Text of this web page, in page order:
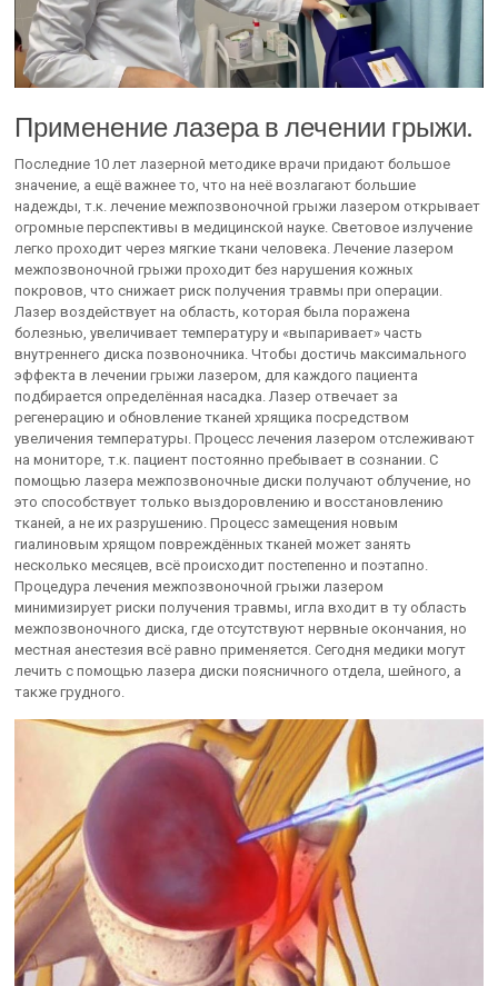
Применение лазера в лечении грыжи.
Последние 10 лет лазерной методике врачи придают большое
значение, а ещё важнее то, что на неё возлагают большие
надежды, т.к. лечение межпозвоночной грыжи лазером открывает
огромные перспективы в медицинской науке. Световое излучение
легко проходит через мягкие ткани человека. Лечение лазером
межпозвоночной грыжи проходит без нарушения кожных
покровов, что снижает риск получения травмы при операции.
Лазер воздействует на область, которая была поражена
болезнью, увеличивает температуру и «выпаривает» часть
внутреннего диска позвоночника. Чтобы достичь максимального
эффекта в лечении грыжи лазером, для каждого пациента
подбирается определённая насадка. Лазер отвечает за
регенерацию и обновление тканей хрящика посредством
увеличения температуры. Процесс лечения лазером отслеживают
на мониторе, т.к. пациент постоянно пребывает в сознании. С
помощью лазера межпозвоночные диски получают облучение, но
это способствует только выздоровлению и восстановлению
тканей, а не их разрушению. Процесс замещения новым
гиалиновым хрящом повреждённых тканей может занять
несколько месяцев, всё происходит постепенно и поэтапно.
Процедура лечения межпозвоночной грыжи лазером
минимизирует риски получения травмы, игла входит в ту область
межпозвоночного диска, где отсутствуют нервные окончания, но
местная анестезия всё равно применяется. Сегодня медики могут
лечить с помощью лазера диски поясничного отдела, шейного, а
также грудного.